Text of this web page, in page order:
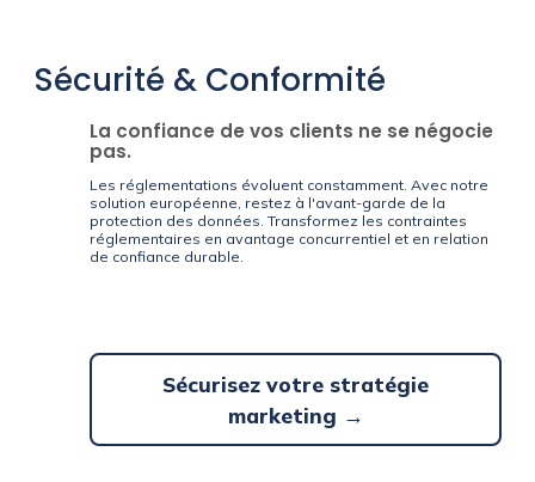
Sécurité & Conformité
La confiance de vos clients ne se négocie
pas.
Les réglementations évoluent constamment. Avec notre
solution européenne, restez à l'avant-garde de la
protection des données. Transformez les contraintes
réglementaires en avantage concurrentiel et en relation
de confiance durable.
Sécurisez votre stratégie
marketing →